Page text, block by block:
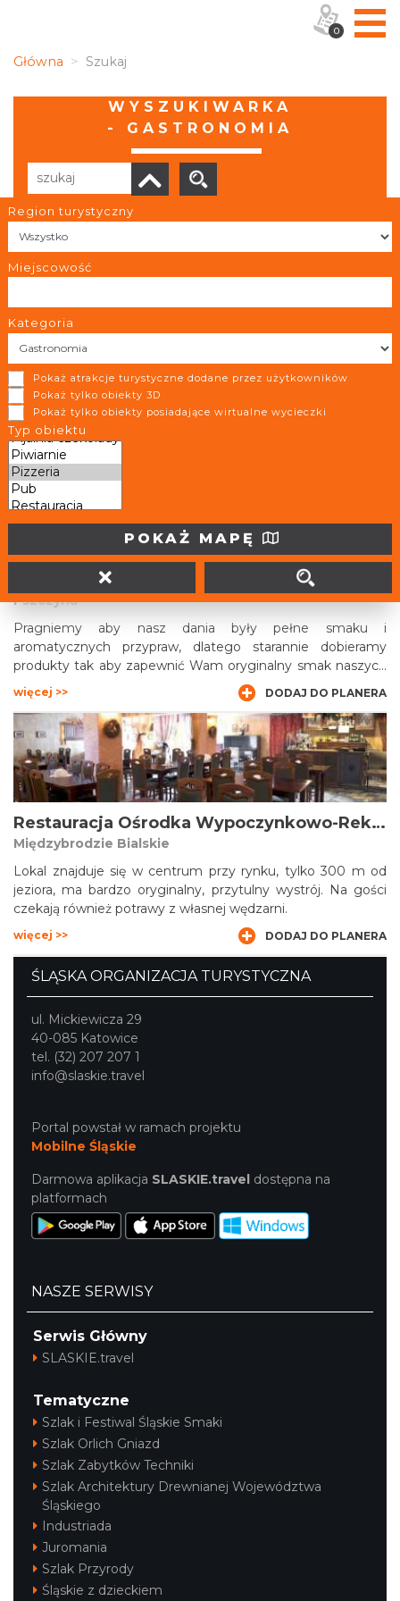
Główna Szukaj
WYSZUKIWARKA
- GASTRONOMIA
Region turystyczny
Miejscowość
Kategoria
Pokaż atrakcje turystyczne dodane przez użytkowników
Pokaż tylko obiekty 3D
Pokaż tylko obiekty posiadające wirtualne wycieczki
Typ obiektu
POKAŻ MAPĘ
Liczba elementów:
Antalya- Doner Kebap
Pszczyna
Antalya- Doner Kebap
więcej >>
Pszczyna
Pragniemy aby nasz dania były pełne smaku i
aromatycznych przypraw, dlatego starannie dobieramy
produkty tak aby zapewnić Wam oryginalny smak naszych
potraw i wyjątkową świeżosć
więcej >> DODAJ DO PLANERA
Restauracja Ośrodka Wypoczynkowo-Rekreacyjnego Silesia
Międzybrodzie Bialskie
Lokal znajduje się w centrum przy rynku, tylko 300 m od
jeziora, ma bardzo oryginalny, przytulny wystrój. Na gości
czekają również potrawy z własnej wędzarni.
więcej >> DODAJ DO PLANERA
ŚLĄSKA ORGANIZACJA TURYSTYCZNA
ul. Mickiewicza 29
40-085 Katowice
tel. (32) 207 207 1
info@slaskie.travel
Portal powstał w ramach projektu
Mobilne Śląskie
Darmowa aplikacja SLASKIE.travel dostępna na
platformach
NASZE SERWISY
Serwis Główny
SLASKIE.travel
Tematyczne
Szlak i Festiwal Śląskie Smaki
Szlak Orlich Gniazd
Szlak Zabytków Techniki
Szlak Architektury Drewnianej Województwa
Śląskiego
Industriada
Juromania
Szlak Przyrody
Śląskie z dzieckiem
0